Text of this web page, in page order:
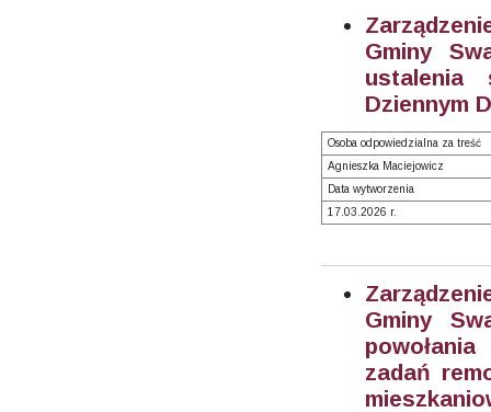
Gminy
ustalenia
Dziennym
Osoba odpowiedzialna za treść
Agnieszka Maciejowicz
Data wytworzenia
17.03.2026 r.
Gminy
zadań